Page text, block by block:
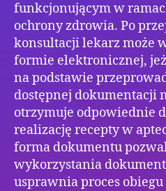
funkcjonującym w
ochrony zdrowia. Po
konsultacji lekarz może
formie elektronicznej,
na podstawie
dostępnej dokumentacji
otrzymuje odpowiednie
realizację recepty w
forma dokumentu
wykorzystania
usprawnia proces